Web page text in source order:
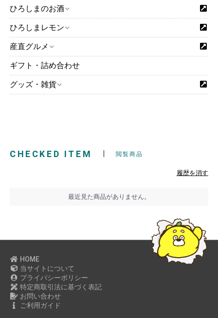
ひろしまのお酒
ひろしまレモン
産直グルメ
ギフト・詰め合わせ
グッズ・雑貨
2023年10月
2023年09月
2023年07月
2023年06月
2023年05月
2023年04月
2023年03月
2022年10月
2022年02月
2022年01月
2021年12月
2021年11月
CHECKED ITEM 閲覧商品
履歴を消す
最近見た商品がありません。
HOME
当サイトについて
プライバシーポリシー
特定商取引法に基づく表記
お問い合わせ
ご利用ガイド